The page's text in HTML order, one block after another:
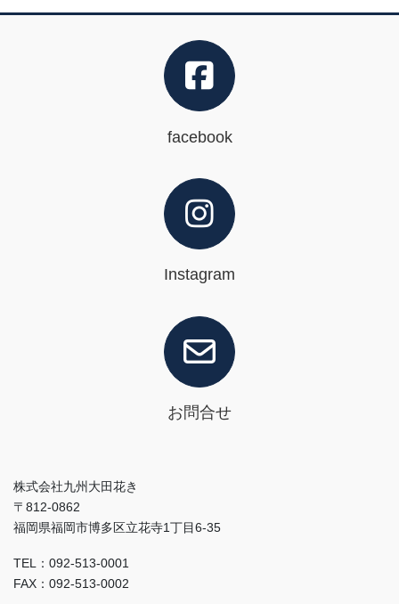
facebook
Instagram
お問合せ
株式会社九州大田花き
〒812-0862
福岡県福岡市博多区立花寺1丁目6-35
TEL：092-513-0001
FAX：092-513-0002